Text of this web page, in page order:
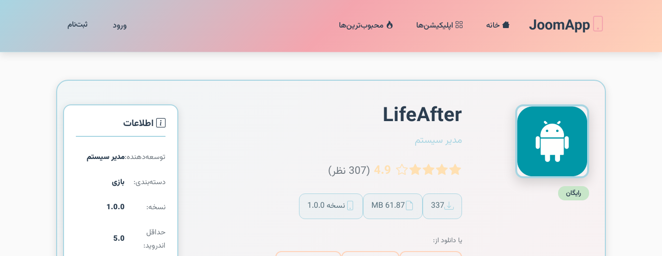
JoomApp خانه اپلیکیشن‌ها محبوب‌ترین‌ها ورود ثبت‌نام
رایگان
LifeAfter
مدیر سیستم
4.9 (307 نظر)
337
61.87 MB نسخه 1.0.0
یا دانلود از:
اطلاعات
توسعه‌دهنده:مدیر سیستم
دسته‌بندی: بازی
نسخه: 1.0.0
حداقل
اندروید:
5.0